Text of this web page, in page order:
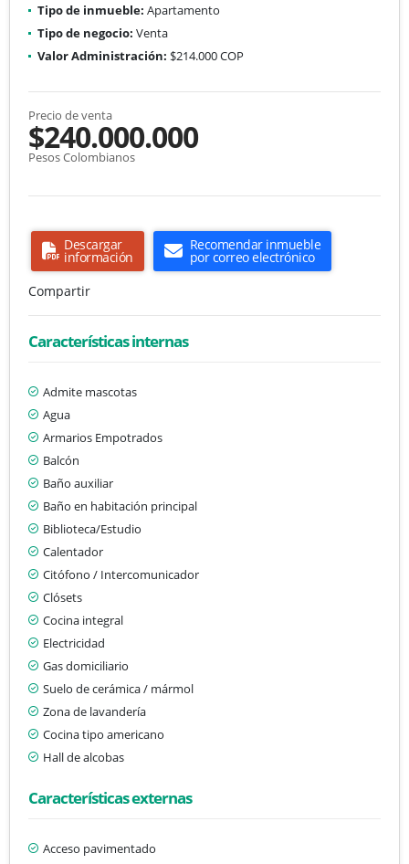
Tipo de inmueble: Apartamento
Tipo de negocio: Venta
Valor Administración: $214.000 COP
Precio de venta
$240.000.000
Pesos Colombianos
Descargar
información
Recomendar inmueble
por correo electrónico
Compartir
Características internas
Admite mascotas
Agua
Armarios Empotrados
Balcón
Baño auxiliar
Baño en habitación principal
Biblioteca/Estudio
Calentador
Citófono / Intercomunicador
Clósets
Cocina integral
Electricidad
Gas domiciliario
Suelo de cerámica / mármol
Zona de lavandería
Cocina tipo americano
Hall de alcobas
Características externas
Acceso pavimentado